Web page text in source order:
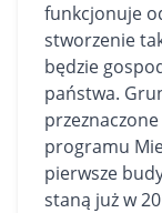
funkcjonuje
stworzenie
będzie
państwa.
programu
pierwsze
staną już w